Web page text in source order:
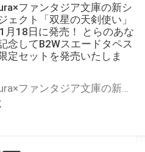
ファンタジア文庫の新シ
ェクト「双星の天剣使い」
月18日に発売！ とらのあな
念してB2Wスエードタペス
定セットを発売いたしま